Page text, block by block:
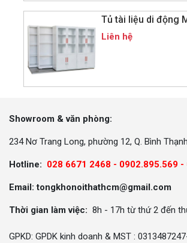
Tủ tài liệu di động
Liên hệ
Showroom & văn phòng:
234 Nơ Trang Long, phường 12, Q. Bình
Hotline: 028 6671 2468 - 0902.895.569 -
Email: tongkhonoithathcm@gmail.com
Thời gian làm việc: 8h - 17h từ thứ 2 đến
GPKD: GPDK kinh doanh & MST :